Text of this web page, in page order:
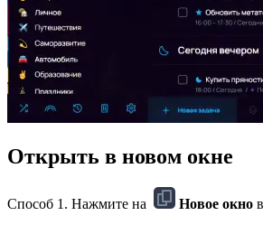
Открыть в новом окне
Способ 1. Нажмите на Новое окно в